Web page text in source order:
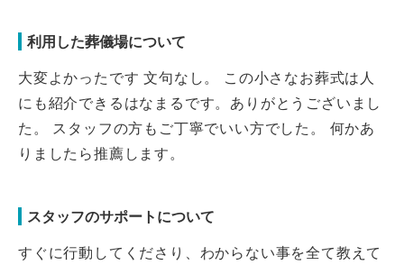
利用した葬儀場について
大変よかったです 文句なし。 この小さなお葬式は人
にも紹介できるはなまるです。ありがとうございまし
た。 スタッフの方もご丁寧でいい方でした。 何かあ
りましたら推薦します。
スタッフのサポートについて
すぐに行動してくださり、わからない事を全て教えて